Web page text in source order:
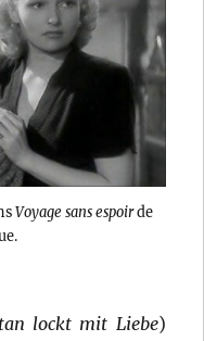
Voyage sans espoirde
lockt mit Liebe)